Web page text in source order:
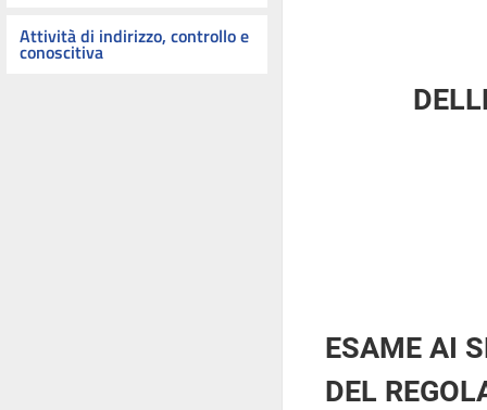
Attività di indirizzo, controllo e
conoscitiva
ESAME AI
DEL